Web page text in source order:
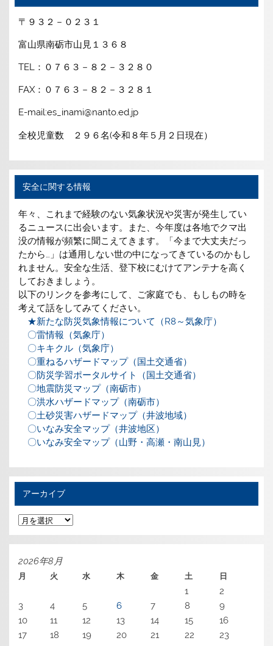
〒９３２－０２３１
富山県南砺市山見１３６８
TEL：０７６３－８２－３２８０
FAX：０７６３－８２－３２８１
E-mail:es_inami@nanto.ed.jp
全校児童数 ２９６名(令和８年５月２日現在）
安全に関する情報
年々、これまで経験のない気象状況や災害が発生してい
るニュースに出会います。また、今年度は各地でクマ出
没の情報が頻繁に聞こえてきます。「今まで大丈夫だっ
たから…」は通用しない世の中になってきているのかもし
れません。安全な生活、登下校にむけてアンテナを高く
しておきましょう。
以下のリンクを参考にして、ご家庭でも、もしもの時を
考えて話をしてみてください。
★新たな防災気象情報について（R8～気象庁）
〇雷情報（気象庁）
〇キキクル（気象庁）
〇重ねるハザードマップ（国土交通省）
〇防災学習ポータルサイト（国土交通省）
〇地震防災マップ（南砺市）
〇洪水ハザードマップ（南砺市）
〇土砂災害ハザードマップ（井波地域）
〇いなみ安全マップ（井波地区）
〇いなみ安全マップ（山野・高瀬・南山見）
アーカイブ
ア
ー
カ
イ
2026年8月
月 火 水 木 金 土 日
1
2
3
4 5 6 7 8
9
10
11 12 13 14 15
16
17
18 19 20 21 22
23